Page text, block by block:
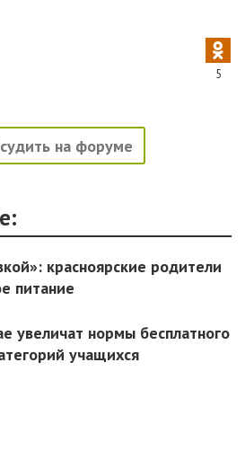
5
на форуме
красноярские родители
питание
увеличат нормы бесплатного
учащихся